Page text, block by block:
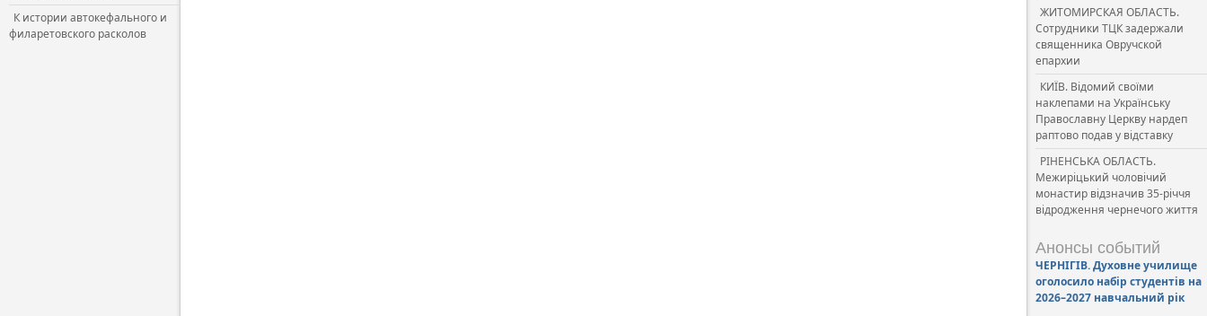
К истории автокефального и
филаретовского расколов
ЖИТОМИРСКАЯ ОБЛАСТЬ.
Сотрудники ТЦК задержали
священника Овручской
епархии
КИЇВ. Відомий своїми
наклепами на Українську
Православну Церкву нардеп
раптово подав у відставку
РІНЕНСЬКА ОБЛАСТЬ.
Межиріцький чоловічий
монастир відзначив 35-річчя
відродження чернечого життя
Анонсы событий
ЧЕРНІГІВ. Духовне училище
оголосило набір студентів на
2026–2027 навчальний рік